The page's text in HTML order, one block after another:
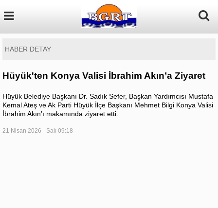
HABER DETAY
Hüyük'ten Konya Valisi İbrahim Akın’a Ziyaret
Hüyük Belediye Başkanı Dr. Sadık Sefer, Başkan Yardımcısı Mustafa
Kemal Ateş ve Ak Parti Hüyük İlçe Başkanı Mehmet Bilgi Konya Valisi
İbrahim Akın’ı makamında ziyaret etti.
21 Nisan 2026 - Salı 09:18